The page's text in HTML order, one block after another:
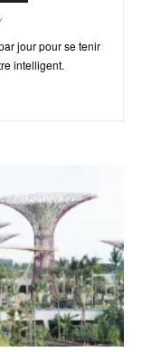
jour pour se tenir
intelligent.